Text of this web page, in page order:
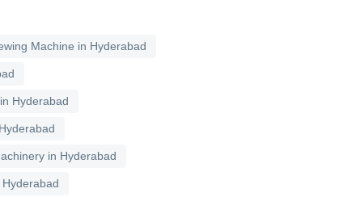
Machine in Hyderabad
Hyderabad
in Hyderabad